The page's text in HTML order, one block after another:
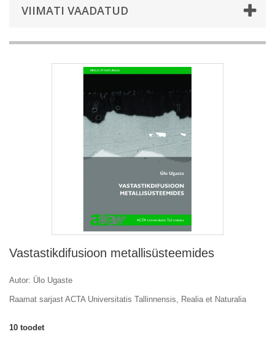
VIIMATI VAADATUD
Vastastikdifusioon metallisüsteemides
Autor: Ülo Ugaste
Raamat sarjast ACTA Universitatis Tallinnensis, Realia et Naturalia
10 toodet